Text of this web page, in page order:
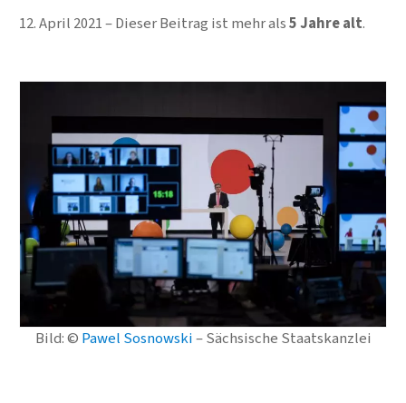
12. April 2021 Dieser Beitrag ist mehr als5 Jahre alt.
Bild: © Pawel Sosnowski– Sächsische Staatskanzlei